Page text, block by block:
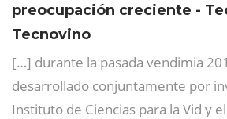
preocupación creciente -
Tecnovino
[…] durante la pasada vendimia
desarrollado conjuntamente por
Instituto de Ciencias para la Vid y